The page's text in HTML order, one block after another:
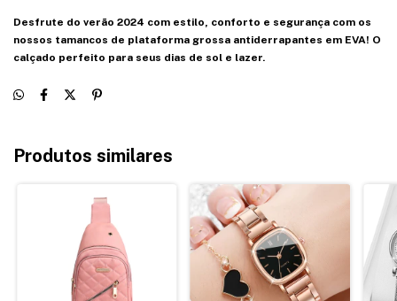
Desfrute do verão 2024 com estilo, conforto e segurança com os
nossos tamancos de plataforma grossa antiderrapantes em EVA! O
calçado perfeito para seus dias de sol e lazer.
Produtos similares